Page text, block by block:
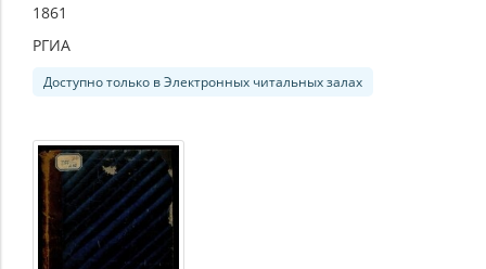
1861
РГИА
Доступно только в Электронных читальных залах